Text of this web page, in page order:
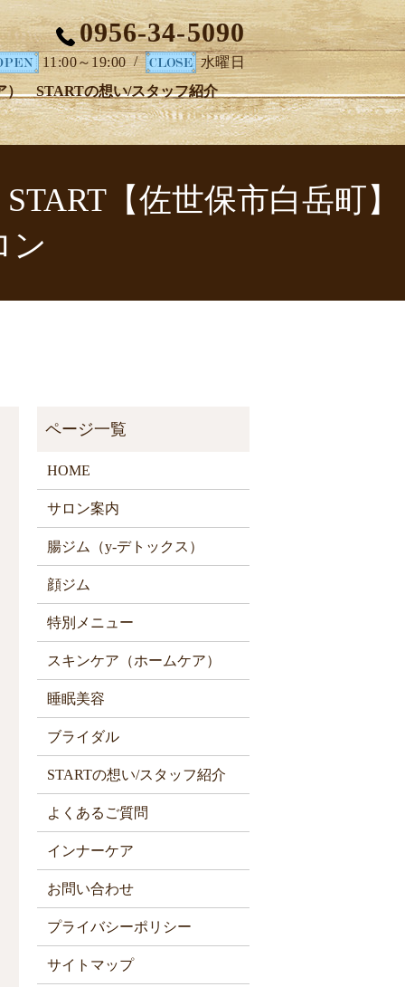
） STARTの想い/スタッフ紹介
0956-34-5090
11:00～19:00/ 水曜日
【佐世保市白岳町】
ン
HOME
サロン案内
腸ジム（y-デトックス）
顔ジム
特別メニュー
スキンケア（ホームケア）
睡眠美容
ブライダル
STARTの想い/スタッフ紹介
よくあるご質問
インナーケア
お問い合わせ
プライバシーポリシー
サイトマップ